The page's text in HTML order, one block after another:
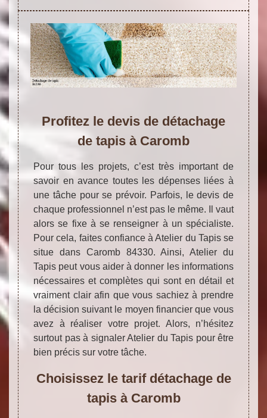
Profitez le devis de détachage
de tapis à Caromb
Pour tous les projets, c’est très important de
savoir en avance toutes les dépenses liées à
une tâche pour se prévoir. Parfois, le devis de
chaque professionnel n’est pas le même. Il vaut
alors se fixe à se renseigner à un spécialiste.
Pour cela, faites confiance à Atelier du Tapis se
situe dans Caromb 84330. Ainsi, Atelier du
Tapis peut vous aider à donner les informations
nécessaires et complètes qui sont en détail et
vraiment clair afin que vous sachiez à prendre
la décision suivant le moyen financier que vous
avez à réaliser votre projet. Alors, n’hésitez
surtout pas à signaler Atelier du Tapis pour être
bien précis sur votre tâche.
Choisissez le tarif détachage de
tapis à Caromb